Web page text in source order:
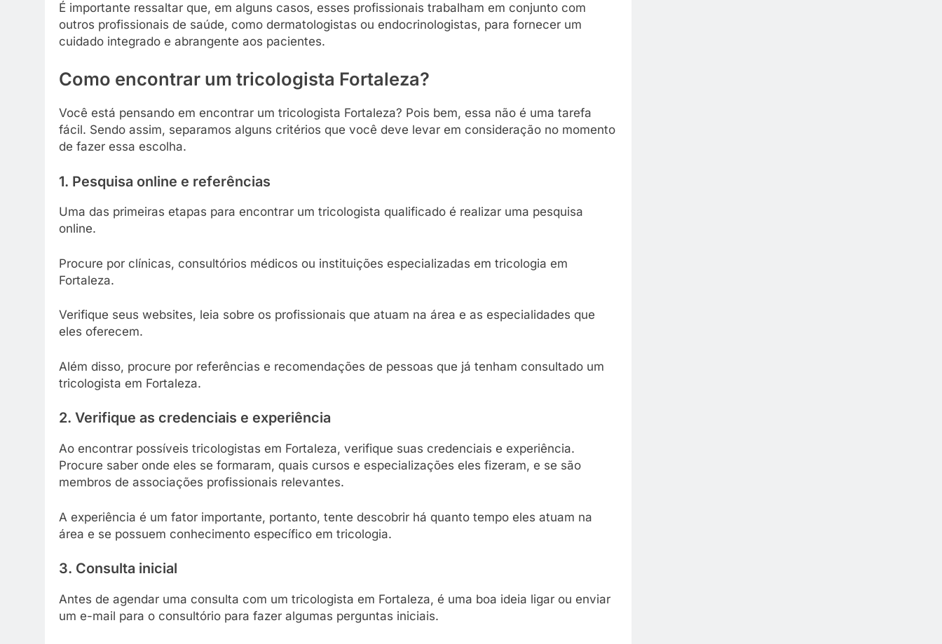
É importante ressaltar que, em alguns casos, esses profissionais trabalham em conjunto com
outros profissionais de saúde, como dermatologistas ou endocrinologistas, para fornecer um
cuidado integrado e abrangente aos pacientes.
Como encontrar um tricologista Fortaleza?
Você está pensando em encontrar um tricologista Fortaleza? Pois bem, essa não é uma tarefa
fácil. Sendo assim, separamos alguns critérios que você deve levar em consideração no momento
de fazer essa escolha.
1. Pesquisa online e referências
Uma das primeiras etapas para encontrar um tricologista qualificado é realizar uma pesquisa
online.
Procure por clínicas, consultórios médicos ou instituições especializadas em tricologia em
Fortaleza.
Verifique seus websites, leia sobre os profissionais que atuam na área e as especialidades que
eles oferecem.
Além disso, procure por referências e recomendações de pessoas que já tenham consultado um
tricologista em Fortaleza.
2. Verifique as credenciais e experiência
Ao encontrar possíveis tricologistas em Fortaleza, verifique suas credenciais e experiência.
Procure saber onde eles se formaram, quais cursos e especializações eles fizeram, e se são
membros de associações profissionais relevantes.
A experiência é um fator importante, portanto, tente descobrir há quanto tempo eles atuam na
área e se possuem conhecimento específico em tricologia.
3. Consulta inicial
Antes de agendar uma consulta com um tricologista em Fortaleza, é uma boa ideia ligar ou enviar
um e-mail para o consultório para fazer algumas perguntas iniciais.